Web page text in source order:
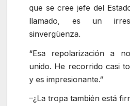
que se cree jefe del
llamado, es un
sinvergüenza.
Esa repolarización a
unido. He recorrido casi
y es impresionante.
–¿La tropa también está